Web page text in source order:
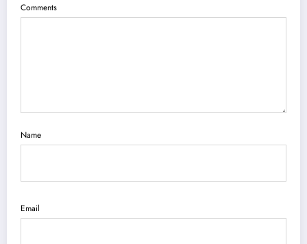
Comments
Name
Email